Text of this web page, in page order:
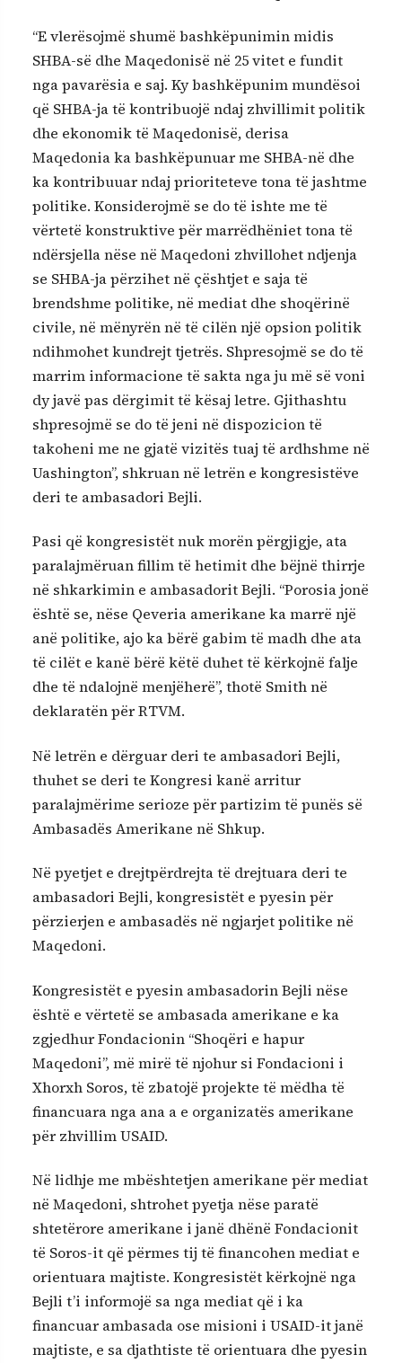
“E vlerësojmë shumë bashkëpunimin midis
SHBA-së dhe Maqedonisë në 25 vitet e fundit
nga pavarësia e saj. Ky bashkëpunim mundësoi
që SHBA-ja të kontribuojë ndaj zhvillimit politik
dhe ekonomik të Maqedonisë, derisa
Maqedonia ka bashkëpunuar me SHBA-në dhe
ka kontribuuar ndaj prioriteteve tona të jashtme
politike. Konsiderojmë se do të ishte me të
vërtetë konstruktive për marrëdhëniet tona të
ndërsjella nëse në Maqedoni zhvillohet ndjenja
se SHBA-ja përzihet në çështjet e saja të
brendshme politike, në mediat dhe shoqërinë
civile, në mënyrën në të cilën një opsion politik
ndihmohet kundrejt tjetrës. Shpresojmë se do të
marrim informacione të sakta nga ju më së voni
dy javë pas dërgimit të kësaj letre. Gjithashtu
shpresojmë se do të jeni në dispozicion të
takoheni me ne gjatë vizitës tuaj të ardhshme në
Uashington”, shkruan në letrën e kongresistëve
deri te ambasadori Bejli.
Pasi që kongresistët nuk morën përgjigje, ata
paralajmëruan fillim të hetimit dhe bëjnë thirrje
në shkarkimin e ambasadorit Bejli. “Porosia jonë
është se, nëse Qeveria amerikane ka marrë një
anë politike, ajo ka bërë gabim të madh dhe ata
të cilët e kanë bërë këtë duhet të kërkojnë falje
dhe të ndalojnë menjëherë”, thotë Smith në
deklaratën për RTVM.
Në letrën e dërguar deri te ambasadori Bejli,
thuhet se deri te Kongresi kanë arritur
paralajmërime serioze për partizim të punës së
Ambasadës Amerikane në Shkup.
Në pyetjet e drejtpërdrejta të drejtuara deri te
ambasadori Bejli, kongresistët e pyesin për
përzierjen e ambasadës në ngjarjet politike në
Maqedoni.
Kongresistët e pyesin ambasadorin Bejli nëse
është e vërtetë se ambasada amerikane e ka
zgjedhur Fondacionin “Shoqëri e hapur
Maqedoni”, më mirë të njohur si Fondacioni i
Xhorxh Soros, të zbatojë projekte të mëdha të
financuara nga ana a e organizatës amerikane
për zhvillim USAID.
Në lidhje me mbështetjen amerikane për mediat
në Maqedoni, shtrohet pyetja nëse paratë
shtetërore amerikane i janë dhënë Fondacionit
të Soros-it që përmes tij të financohen mediat e
orientuara majtiste. Kongresistët kërkojnë nga
Bejli t’i informojë sa nga mediat që i ka
financuar ambasada ose misioni i USAID-it janë
majtiste, e sa djathtiste të orientuara dhe pyesin